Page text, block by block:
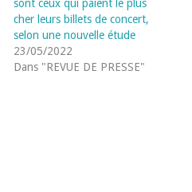
sont ceux qui paient le plus
cher leurs billets de concert,
selon une nouvelle étude
23/05/2022
Dans "REVUE DE PRESSE"